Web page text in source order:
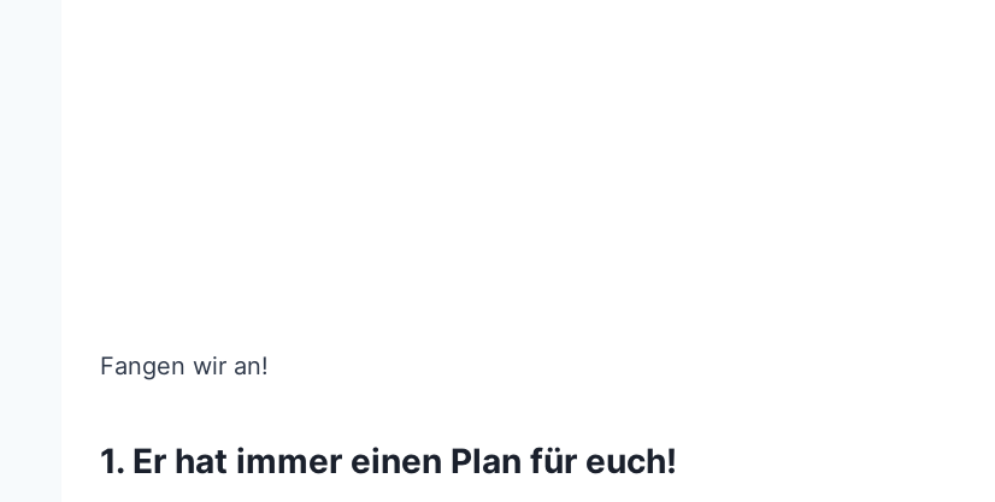
Fangen wir an!
1. Er hat immer einen Plan für euch!